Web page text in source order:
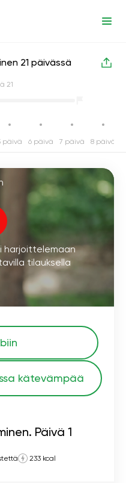
21 päivässä
21
päivä 6 päivä 7 päivä 8 päivä
harjoittelemaan
tilauksella
kätevämpää
Päivä 1
233 kcal